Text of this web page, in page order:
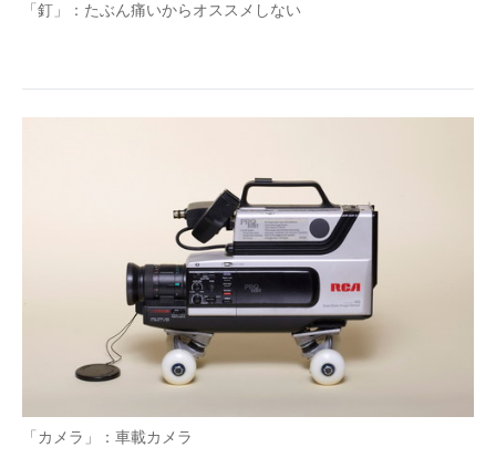
「釘」：たぶん痛いからオススメしない
「カメラ」：車載カメラ